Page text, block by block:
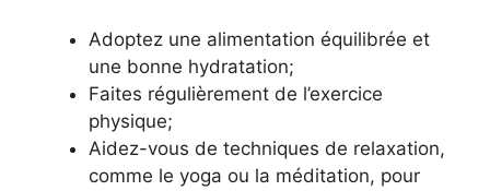
Adoptez une alimentation équilibrée et
une bonne hydratation;
Faites régulièrement de l’exercice
physique;
Aidez-vous de techniques de relaxation,
comme le yoga ou la méditation, pour